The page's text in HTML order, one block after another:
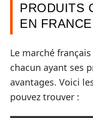
PRODUITS
EN FRANCE
Le marché
chacun ayant ses
avantages. Voici
pouvez trouver :